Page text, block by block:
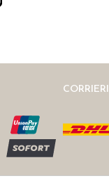
CORRIERI